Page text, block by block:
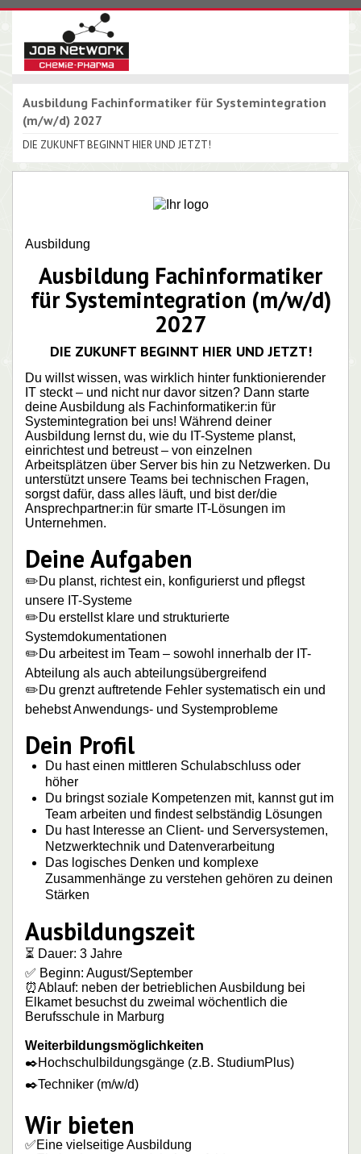
Ausbildung Fachinformatiker für Systemintegration
(m/w/d) 2027
DIE ZUKUNFT BEGINNT HIER UND JETZT!
Ausbildung
Ausbildung Fachinformatiker
für Systemintegration (m/w/d)
2027
DIE ZUKUNFT BEGINNT HIER UND JETZT!
Du willst wissen, was wirklich hinter funktionierender
IT steckt – und nicht nur davor sitzen? Dann starte
deine Ausbildung als Fachinformatiker:in für
Systemintegration bei uns! Während deiner
Ausbildung lernst du, wie du IT-Systeme planst,
einrichtest und betreust – von einzelnen
Arbeitsplätzen über Server bis hin zu Netzwerken. Du
unterstützt unsere Teams bei technischen Fragen,
sorgst dafür, dass alles läuft, und bist der/die
Ansprechpartner:in für smarte IT-Lösungen im
Unternehmen.
Deine Aufgaben
✏️Du planst, richtest ein, konfigurierst und pflegst
unsere IT-Systeme
✏️Du erstellst klare und strukturierte
Systemdokumentationen
✏️Du arbeitest im Team – sowohl innerhalb der IT-
Abteilung als auch abteilungsübergreifend
✏️Du grenzt auftretende Fehler systematisch ein und
behebst Anwendungs- und Systemprobleme
Dein Profil
Du hast einen mittleren Schulabschluss oder
höher
Du bringst soziale Kompetenzen mit, kannst gut im
Team arbeiten und findest selbständig Lösungen
Du hast Interesse an Client- und Serversystemen,
Netzwerktechnik und Datenverarbeitung
Das logisches Denken und komplexe
Zusammenhänge zu verstehen gehören zu deinen
Stärken
Ausbildungszeit
⏳ Dauer: 3 Jahre
✅ Beginn: August/September
⏰Ablauf: neben der betrieblichen Ausbildung bei
Elkamet besuchst du zweimal wöchentlich die
Berufsschule in Marburg
Weiterbildungsmöglichkeiten
✒️Hochschulbildungsgänge (z.B. StudiumPlus)
✒️Techniker (m/w/d)
Wir bieten
✅Eine vielseitige Ausbildung